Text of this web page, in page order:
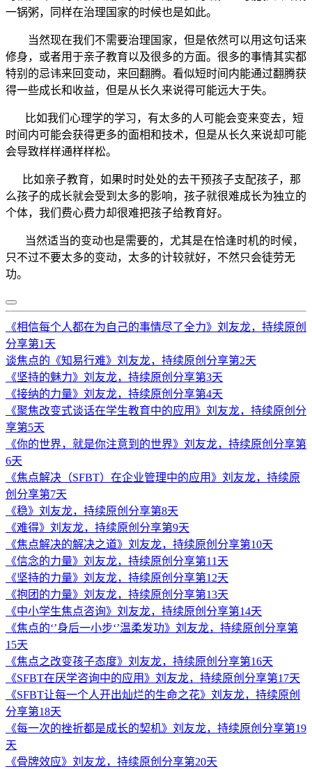
一锅粥，同样在治理国家的时候也是如此。
当然现在我们不需要治理国家，但是依然可以用这句话来
修身，或者用于亲子教育以及很多的方面。很多的事情其实都
特别的忌讳来回变动，来回翻腾。看似短时间内能通过翻腾获
得一些成长和收益，但是从长久来说得可能远大于失。
比如我们心理学的学习，有太多的人可能会变来变去，短
时间内可能会获得更多的面相和技术，但是从长久来说却可能
会导致样样通样样松。
比如亲子教育，如果时时处处的去干预孩子支配孩子，那
么孩子的成长就会受到太多的影响，孩子就很难成长为独立的
个体，我们费心费力却很难把孩子给教育好。
当然适当的变动也是需要的，尤其是在恰逢时机的时候，
只不过不要太多的变动，太多的计较就好，不然只会徒劳无
功。
《相信每个人都在为自己的事情尽了全力》刘友龙，持续原创
分享第1天
谈焦点的《知易行难》刘友龙，持续原创分享第2天
《坚持的魅力》刘友龙，持续原创分享第3天
《接纳的力量》刘友龙，持续原创分享第4天
《聚焦改变式谈话在学生教育中的应用》刘友龙，持续原创分
享第5天
《你的世界，就是你注意到的世界》刘友龙，持续原创分享第
6天
《焦点解决（SFBT）在企业管理中的应用》刘友龙，持续原
创分享第7天
《稳》刘友龙，持续原创分享第8天
《难得》刘友龙，持续原创分享第9天
《焦点解决的解决之道》刘友龙，持续原创分享第10天
《信念的力量》刘友龙，持续原创分享第11天
《坚持的力量》刘友龙，持续原创分享第12天
《抱团的力量》刘友龙，持续原创分享第13天
《中小学生焦点咨询》刘友龙，持续原创分享第14天
《焦点的‘’身后一小步‘’温柔发功》刘友龙，持续原创分享第
15天
《焦点之改变孩子态度》刘友龙，持续原创分享第16天
《SFBT在厌学咨询中的应用》刘友龙，持续原创分享第17天
《SFBT让每一个人开出灿烂的生命之花》刘友龙，持续原创
分享第18天
《每一次的挫折都是成长的契机》刘友龙，持续原创分享第19
天
《骨牌效应》刘友龙，持续原创分享第20天